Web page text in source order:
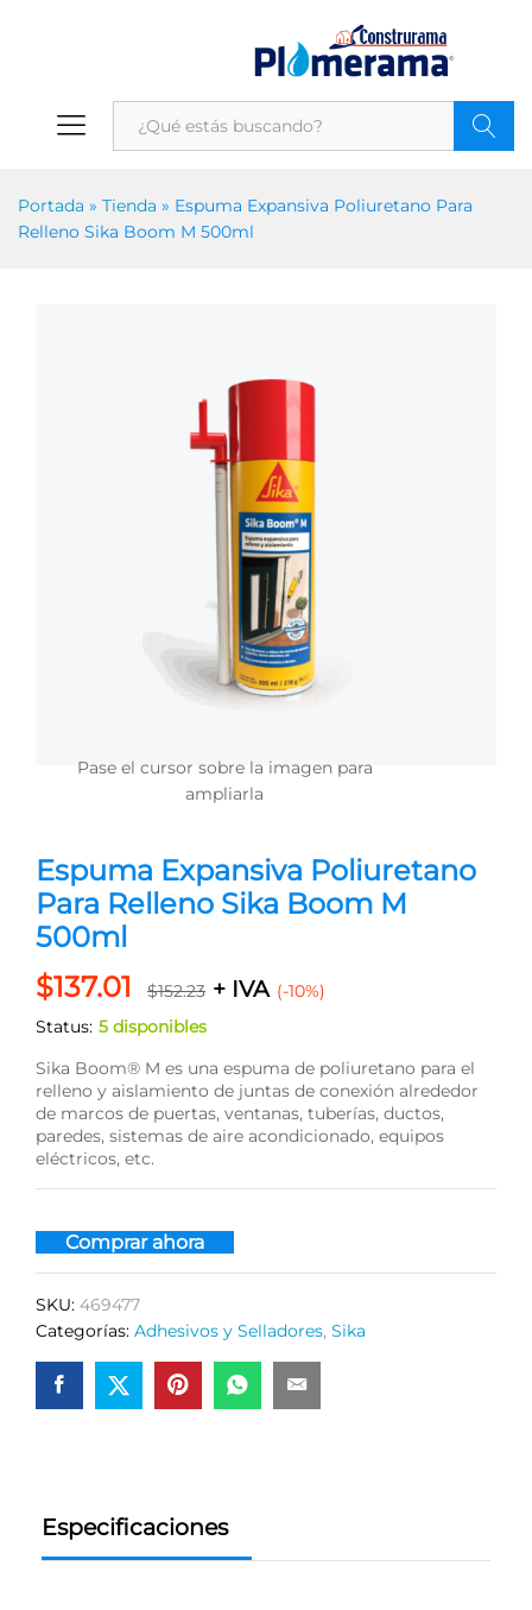
Portada » Tienda » Espuma Expansiva Poliuretano Para
Relleno Sika Boom M 500ml
Pase el cursor sobre la imagen para
ampliarla
Espuma Expansiva Poliuretano
Para Relleno Sika Boom M
500ml
$137.01 $152.23 + IVA (-10%)
Status: 5 disponibles
Sika Boom® M es una espuma de poliuretano para el
relleno y aislamiento de juntas de conexión alrededor
de marcos de puertas, ventanas, tuberías, ductos,
paredes, sistemas de aire acondicionado, equipos
eléctricos, etc.
Comprar ahora
SKU: 469477
Categorías: Adhesivos y Selladores, Sika
Especificaciones